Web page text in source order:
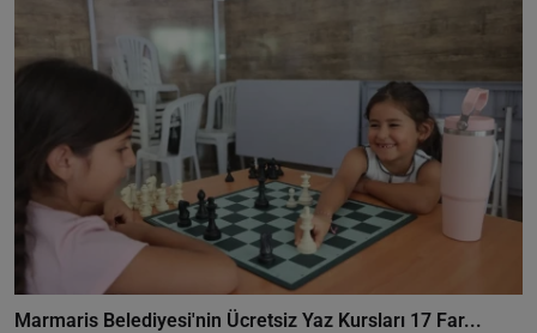
Marmaris Belediyesi'nin Ücretsiz Yaz Kursları 17 Far...